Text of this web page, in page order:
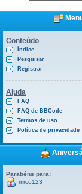
Conteúdo
Índice
Pesquisar
Registrar
Ajuda
FAQ
FAQ de BBCode
Termos de uso
Política de privacidade
Parabéns para:
mrco123